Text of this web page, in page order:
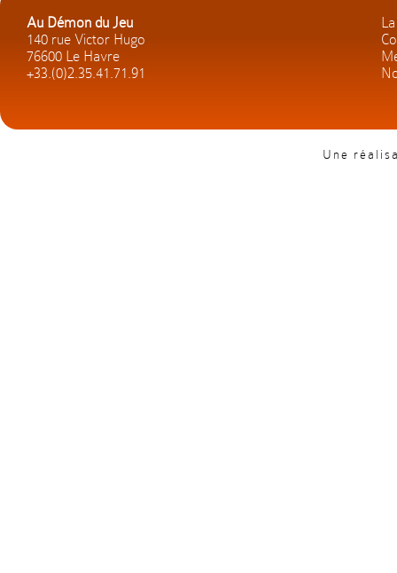
Au Démon du Jeu
140 rue Victor Hugo
76600 Le Havre
+33.(0)2.35.41.71.91
Une